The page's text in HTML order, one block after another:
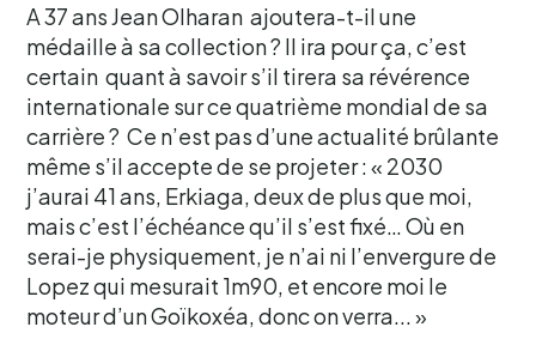
A 37 ans Jean Olharan ajoutera-t-il une
médaille à sa collection ? Il ira pour ça, c’est
certain quant à savoir s’il tirera sa révérence
internationale sur ce quatrième mondial de sa
carrière ? Ce n’est pas d’une actualité brûlante
même s’il accepte de se projeter : « 2030
j’aurai 41 ans, Erkiaga, deux de plus que moi,
mais c’est l’échéance qu’il s’est fixé… Où en
serai-je physiquement, je n’ai ni l’envergure de
Lopez qui mesurait 1m90, et encore moi le
moteur d’un Goïkoxéa, donc on verra... »